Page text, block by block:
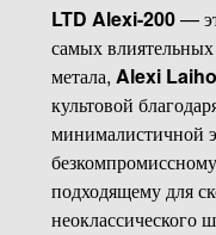
LTD Alexi-200—
самых влиятельных
метала, Alexi Laiho
культовой
минималистичной
подходящему для
неоклассического